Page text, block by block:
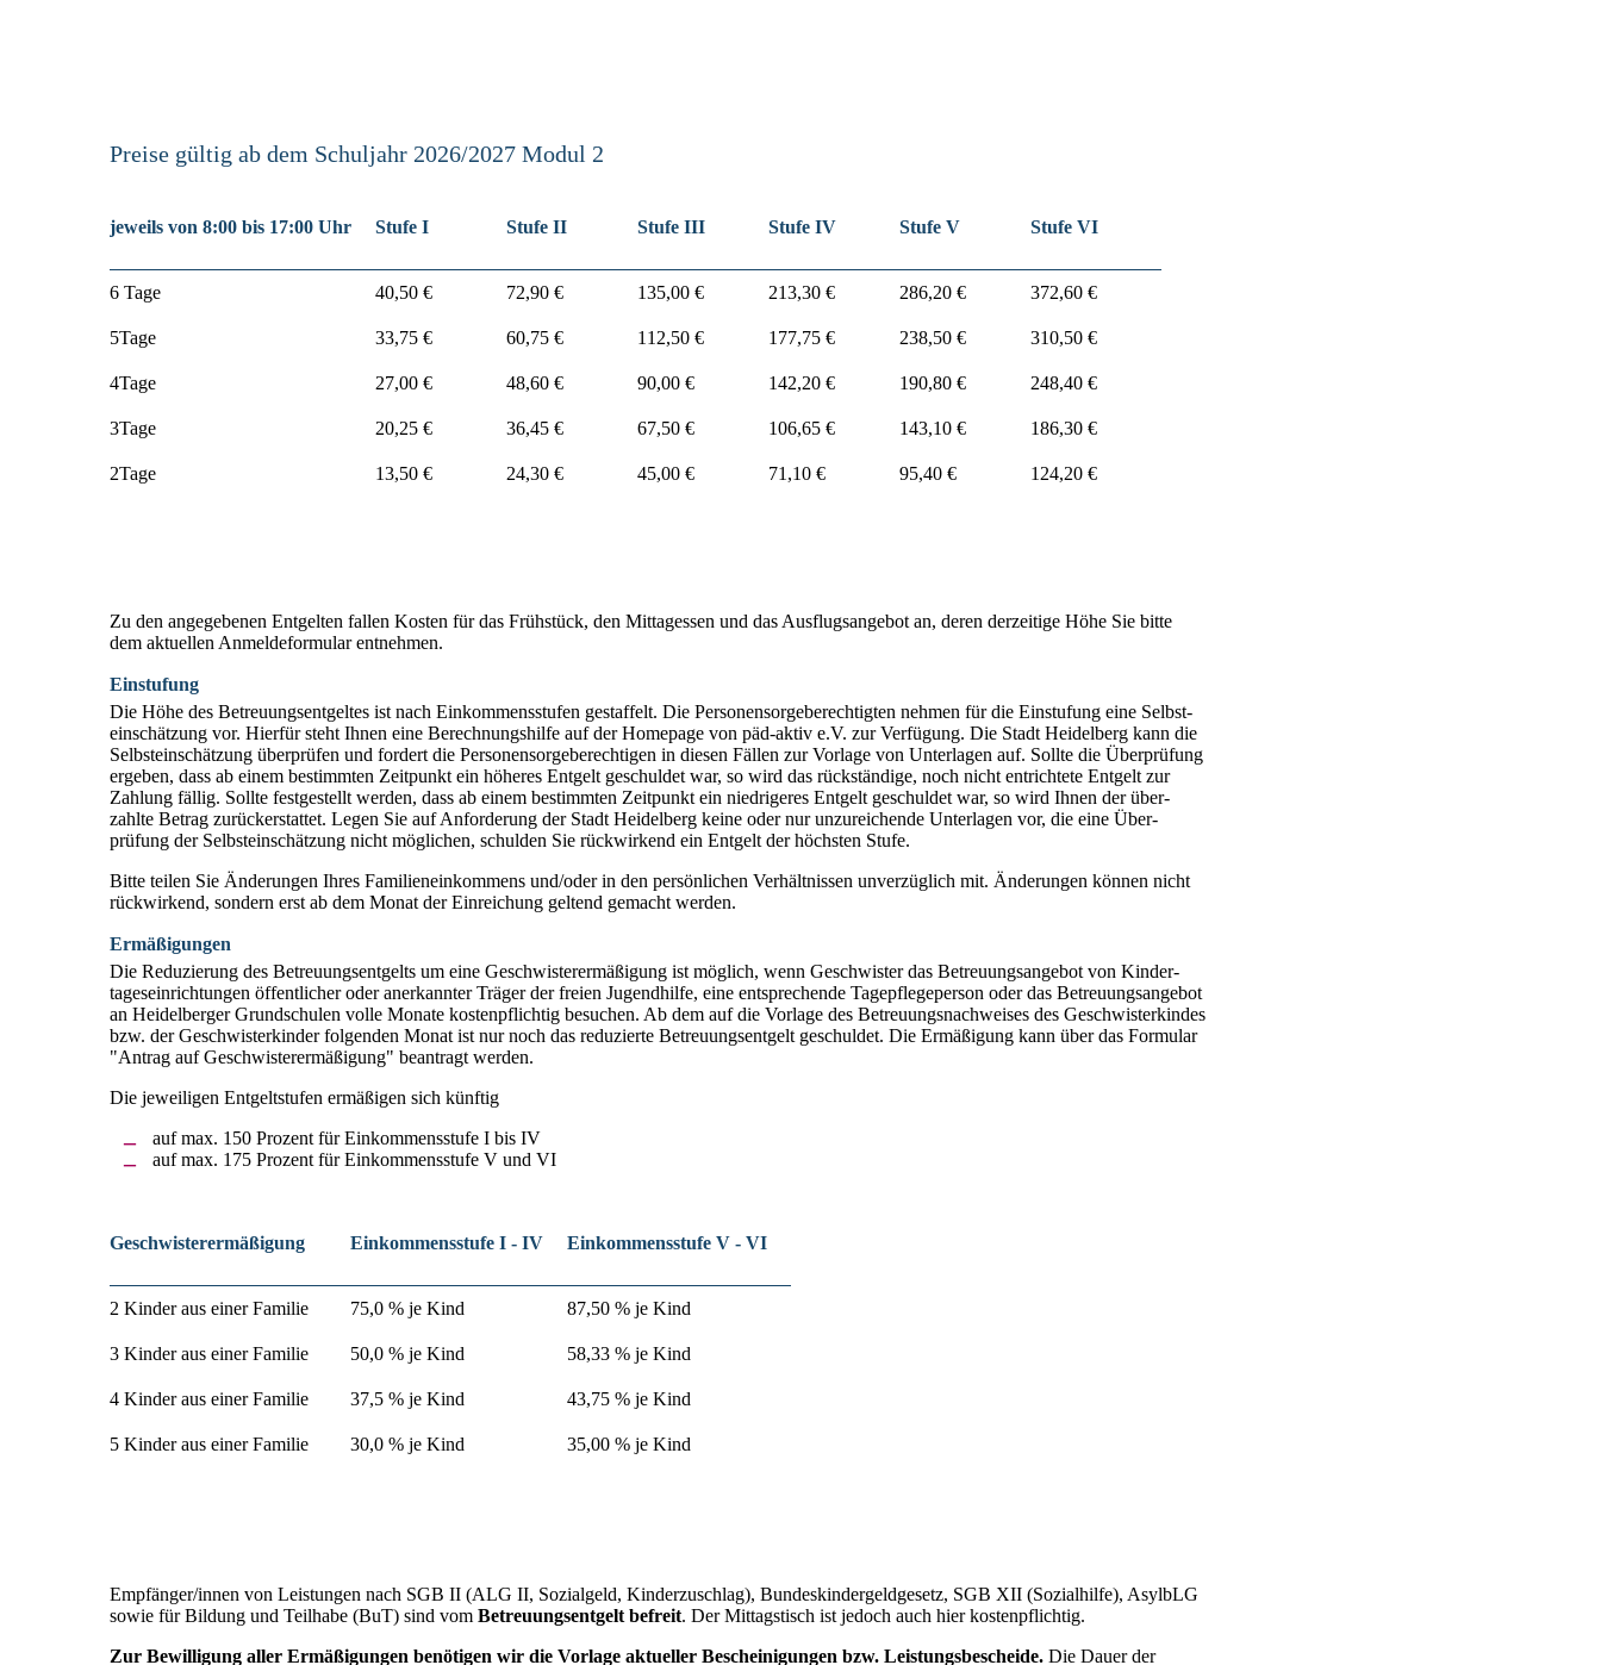
Preise gültig ab dem Schuljahr 2026/2027 Modul 2
jeweils von 8:00 bis 17:00 Uhr Stufe I Stufe II Stufe III Stufe IV Stufe V Stufe VI
6 Tage 40,50 € 72,90 € 135,00 € 213,30 € 286,20 € 372,60 €
5Tage 33,75 € 60,75 € 112,50 € 177,75 € 238,50 € 310,50 €
4Tage 27,00 € 48,60 € 90,00 € 142,20 € 190,80 € 248,40 €
3Tage 20,25 € 36,45 € 67,50 € 106,65 € 143,10 € 186,30 €
2Tage 13,50 € 24,30 € 45,00 € 71,10 € 95,40 € 124,20 €
Zu den angegebenen Entgelten fallen Kosten für das Frühstück, den Mittagessen und das Ausflugsangebot an, deren derzeitige Höhe Sie bitte
dem aktuellen Anmeldeformular entnehmen.
Einstufung
Die Höhe des Betreu­ungs­ent­geltes ist nach Ein­kommens­stufen gestaffelt. Die Personen­sorge­be­rech­tigten nehmen für die Ein­stufung eine Selbst­
ein­schätz­ung vor. Hierfür steht Ihnen eine Berechnungs­hilfe auf der Homepage von päd-aktiv e.V. zur Verfügung. Die Stadt Heidelberg kann die
Selbst­einschätzung überprüfen und fordert die Personen­sorge­be­rechtigen in diesen Fällen zur Vor­lage von Unter­lagen auf. Sollte die Über­prüfung
ergeben, dass ab einem bestimmten Zeit­punkt ein höheres Entgelt geschuldet war, so wird das rückständige, noch nicht entrichtete Entgelt zur
Zahlung fällig. Sollte festgestellt werden, dass ab einem bestimmten Zeit­punkt ein niedrigeres Entgelt ge­schuldet war, so wird Ihnen der über­
zahlte Betrag zurück­er­stattet. Legen Sie auf An­forderung der Stadt Heidelberg keine oder nur unzureichende Unter­lagen vor, die eine Über­
prüfung der Selbst­ein­schätzung nicht möglichen, schulden Sie rückwirkend ein Entgelt der höchsten Stufe.
Bitte teilen Sie Änderungen Ihres Familieneinkommens und/oder in den persönlichen Verhältnissen unverzüglich mit. Änderungen können nicht
rückwirkend, sondern erst ab dem Monat der Einreichung geltend gemacht werden.
Ermäßigungen
Die Reduzierung des Betreuungs­entgelts um eine Ge­schwis­ter­er­mäßigung ist möglich, wenn Ge­schwister das Betreu­ungs­angebot von Kinder­
tages­ein­richtungen öffent­licher oder anerkannter Trä­ger der freien Jugendhilfe, eine ent­sprech­ende Tage­pflege­person oder das Betreu­ungs­an­gebot
an Heidel­berger Grund­schulen volle Monate kosten­pflichtig besuchen. Ab dem auf die Vorlage des Be­treu­ungs­nach­weises des Geschwiste­rkindes
bzw. der Geschwister­kinder folgenden Monat ist nur noch das re­du­zierte Betreu­ungs­entgelt ge­schuldet. Die Ermäßigung kann über das Formular
"Antrag auf Geschwister­er­mäßigung" beantragt werden.
Die jeweiligen Entgeltstufen ermäßigen sich künftig
auf max. 150 Prozent für Einkommensstufe I bis IV
auf max. 175 Prozent für Einkommensstufe V und VI
Geschwisterermäßigung Einkommensstufe I - IV Einkommensstufe V - VI
2 Kinder aus einer Familie 75,0 % je Kind 87,50 % je Kind
3 Kinder aus einer Familie 50,0 % je Kind 58,33 % je Kind
4 Kinder aus einer Familie 37,5 % je Kind 43,75 % je Kind
5 Kinder aus einer Familie 30,0 % je Kind 35,00 % je Kind
Empfänger/innen von Leistungen nach SGB II (ALG II, Sozialgeld, Kinderzuschlag), Bundeskindergeldgesetz, SGB XII (Sozialhilfe), AsylbLG
sowie für Bildung und Teilhabe (BuT) sind vom Betreuungsentgelt befreit. Der Mittagstisch ist jedoch auch hier kostenpflichtig.
Zur Bewilligung aller Ermäßigungen benötigen wir die Vorlage aktueller Bescheinigungen bzw. Leistungsbescheide. Die Dauer der